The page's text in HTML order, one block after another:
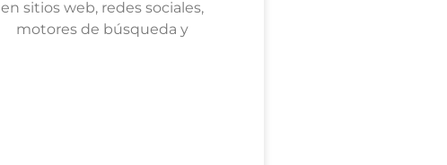
en sitios web, redes sociales,
motores de búsqueda y